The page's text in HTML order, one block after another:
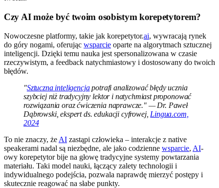
Czy AI może być twoim osobistym korepetytorem?
Nowoczesne platformy, takie jak korepetytor.ai, wywracają rynek
do góry nogami, oferując wsparcie oparte na algorytmach sztucznej
inteligencji. Dzięki temu nauka jest spersonalizowana w czasie
rzeczywistym, a feedback natychmiastowy i dostosowany do twoich
błędów.
"Sztuczna inteligencjapotrafi analizować błędy ucznia
szybciej niż tradycyjny lektor i natychmiast proponować
rozwiązania oraz ćwiczenia naprawcze." — Dr. Paweł
Dąbrowski, ekspert ds. edukacji cyfrowej, Lingua.com,
2024
To nie znaczy, że AI zastąpi człowieka – interakcje z native
speakerami nadal są niezbędne, ale jako codzienne wsparcie, AI-
owy korepetytor bije na głowę tradycyjne systemy powtarzania
materiału. Taki model nauki, łączący zalety technologii i
indywidualnego podejścia, pozwala naprawdę mierzyć postępy i
skutecznie reagować na słabe punkty.